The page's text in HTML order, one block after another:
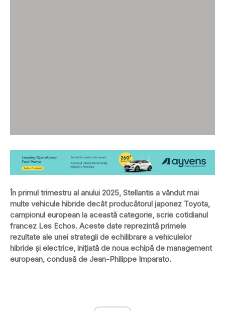
În primul trimestru al anului 2025, Stellantis a vândut mai
multe vehicule hibride decât producătorul japonez Toyota,
campionul european la această categorie, scrie cotidianul
francez Les Echos. Aceste date reprezintă primele
rezultate ale unei strategii de echilibrare a vehiculelor
hibride și electrice, inițiată de noua echipă de management
european, condusă de Jean-Philippe Imparato.